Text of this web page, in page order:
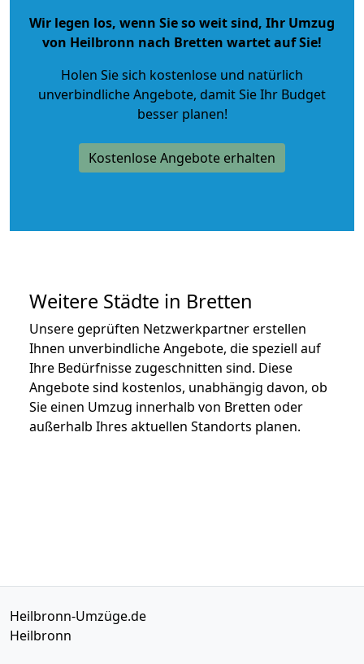
Wir legen los, wenn Sie so weit sind, Ihr Umzug
von Heilbronn nach Bretten wartet auf Sie!
Holen Sie sich kostenlose und natürlich
unverbindliche Angebote, damit Sie Ihr Budget
besser planen!
Kostenlose Angebote erhalten
Weitere Städte in Bretten
Unsere geprüften Netzwerkpartner erstellen
Ihnen unverbindliche Angebote, die speziell auf
Ihre Bedürfnisse zugeschnitten sind. Diese
Angebote sind kostenlos, unabhängig davon, ob
Sie einen Umzug innerhalb von Bretten oder
außerhalb Ihres aktuellen Standorts planen.
Heilbronn-Umzüge.de
Heilbronn